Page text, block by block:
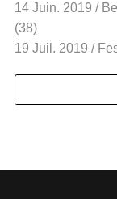
14 Juin. 2019 /
(38)
19 Juil. 2019 /